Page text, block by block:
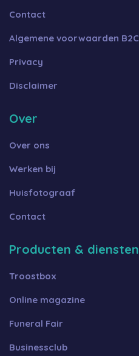
Contact
Algemene voorwaarden B2C
Privacy
Disclaimer
Over
Over ons
Werken bij
Huisfotograaf
Contact
Producten & diensten
Troostbox
Online magazine
Funeral Fair
Businessclub